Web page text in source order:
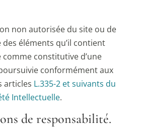
non autorisée du site ou de
des éléments qu’il contient
constitutive d’une
conformément aux
articles L.335-2 et suivants du
Intellectuelle.
de responsabilité.